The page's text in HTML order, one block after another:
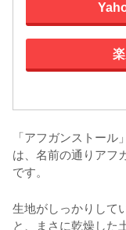
「アフガンストー
は、名前の通りアフ
です。
生地がしっかりして
と、まさに乾燥した